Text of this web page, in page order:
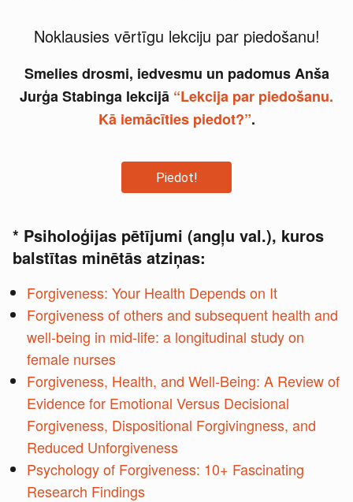
Noklausies vērtīgu lekciju par piedošanu!
Smelies drosmi, iedvesmu un padomus Anša
Jurģa Stabinga lekcijā “Lekcija par piedošanu.
Kā iemācīties piedot?”.
Piedot!
* Psiholoģijas pētījumi (angļu val.), kuros
balstītas minētās atziņas:
Forgiveness: Your Health Depends on It
Forgiveness of others and subsequent health and
well-being in mid-life: a longitudinal study on
female nurses
Forgiveness, Health, and Well-Being: A Review of
Evidence for Emotional Versus Decisional
Forgiveness, Dispositional Forgivingness, and
Reduced Unforgiveness
Psychology of Forgiveness: 10+ Fascinating
Research Findings